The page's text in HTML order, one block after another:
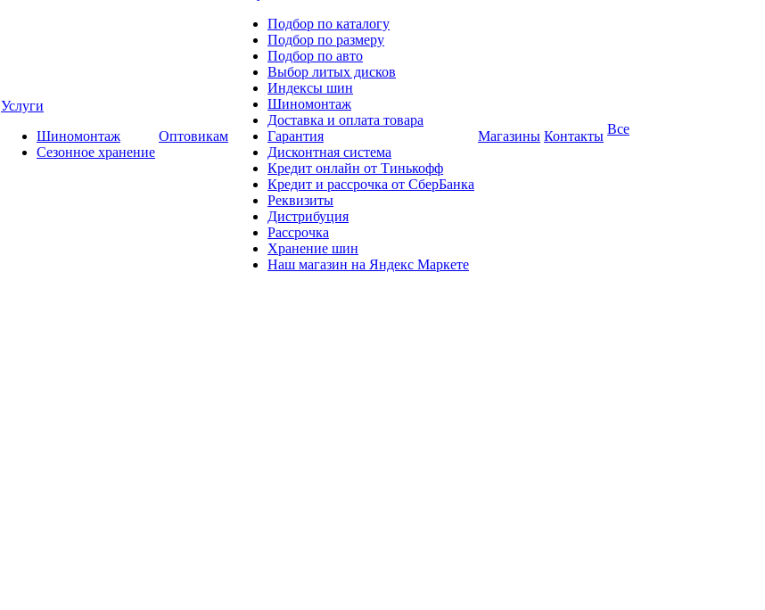
Услуги
Шиномонтаж
Сезонное хранение
Оптовикам
Подбор по каталогу
Подбор по размеру
Подбор по авто
Выбор литых дисков
Индексы шин
Шиномонтаж
Доставка и оплата товара
Гарантия
Дисконтная система
Кредит онлайн от Тинькофф
Кредит и рассрочка от СберБанка
Реквизиты
Дистрибуция
Рассрочка
Хранение шин
Наш магазин на Яндекс Маркете
Магазины Контакты Все